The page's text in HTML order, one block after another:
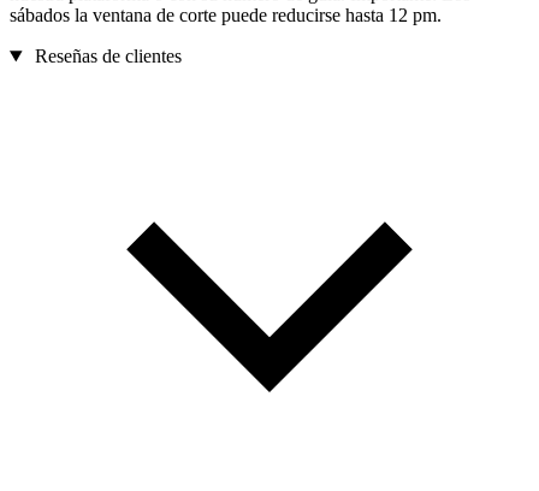
sábados la ventana de corte puede reducirse hasta 12 pm.
Reseñas de clientes